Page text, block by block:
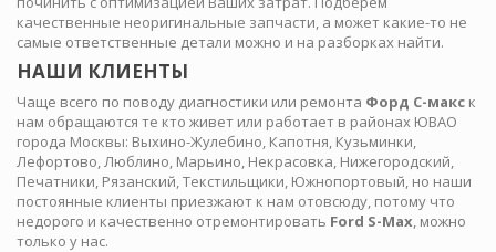
качественные неоригинальные запчасти, а может какие-то не
самые ответственные детали можно и на разборках найти.
НАШИ КЛИЕНТЫ
Чаще всего по поводу диагностики или ремонта Форд С-макс к
нам обращаются те кто живет или работает в районах ЮВАО
города Москвы: Выхино-Жулебино, Капотня, Кузьминки,
Лефортово, Люблино, Марьино, Некрасовка, Нижегородский,
Печатники, Рязанский, Текстильщики, Южнопортовый, но наши
постоянные клиенты приезжают к нам отовсюду, потому что
недорого и качественно отремонтировать Ford S-Max, можно
только у нас.